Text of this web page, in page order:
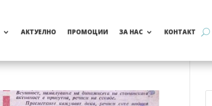
АКТУЕЛНО ПРОМОЦИИ ЗА НАС КОНТАКТ